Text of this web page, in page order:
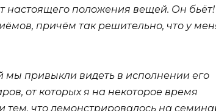
настоящего положения вещей. Он бьёт!
причём так решительно, что у
привыкли видеть в исполнении его
от которых я на некоторое время
тем, что демонстрировалось на